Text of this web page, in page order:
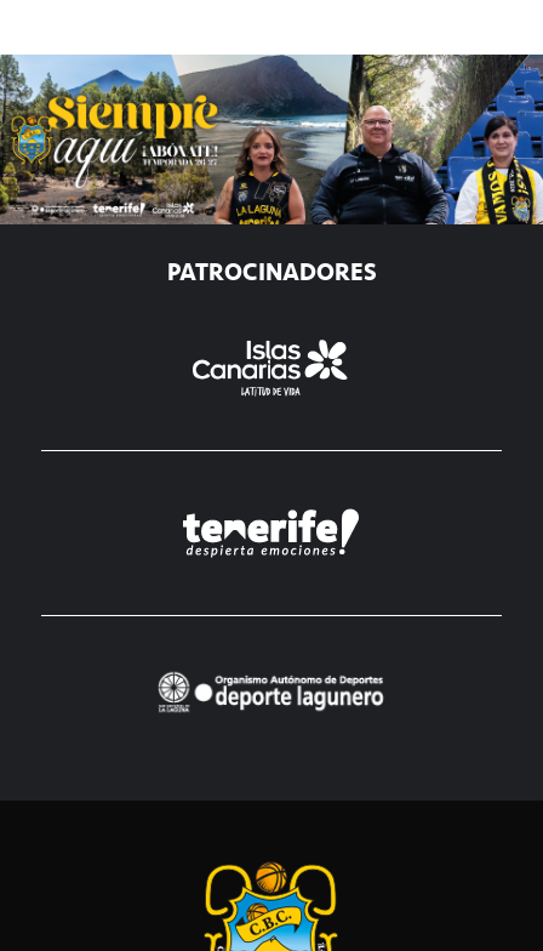
PATROCINADORES